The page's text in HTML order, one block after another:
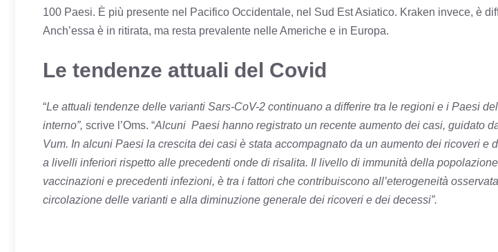
100 Paesi. È più presente nel Pacifico Occidentale, nel Sud Est Asiatico. Kraken invece, è
Anch’essa è in ritirata, ma resta prevalente nelle Americhe e in Europa.
Le tendenze attuali del Covid
“Le attuali tendenze delle varianti Sars-CoV-2 continuano a differire tra le regioni e i Paesi
interno”, scrive l’Oms. “Alcuni Paesi hanno registrato un recente aumento dei casi, guidato
Vum. In alcuni Paesi la crescita dei casi è stata accompagnato da un aumento dei ricoveri e
a livelli inferiori rispetto alle precedenti onde di risalita. Il livello di immunità della
vaccinazioni e precedenti infezioni, è tra i fattori che contribuiscono all’eterogeneità
circolazione delle varianti e alla diminuzione generale dei ricoveri e dei decessi”.